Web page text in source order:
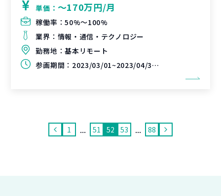
単価： 〜170万円/月
稼働率：50%〜100%
業界： 情報・通信・テクノロジー
勤務地：基本リモート
参画期間： 2023/03/01~2023/04/30(延長可能性あり)
1 ... 51 52 53 ... 88